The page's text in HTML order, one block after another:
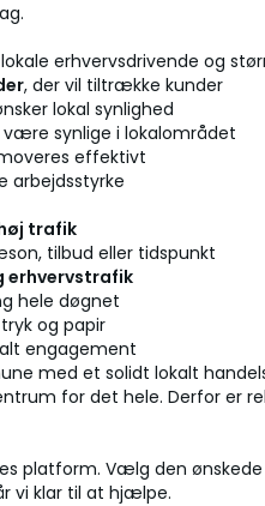
erhvervsdrivende og
, der vil tiltrække kunder
lokal synlighed
være synlige i lokalområdet
effektivt
arbejdsstyrke
trafik
tilbud eller tidspunkt
erhvervstrafik
hele døgnet
og papir
engagement
med et solidt lokalt
for det hele. Derfor er
platform. Vælg den
vi klar til at hjælpe.